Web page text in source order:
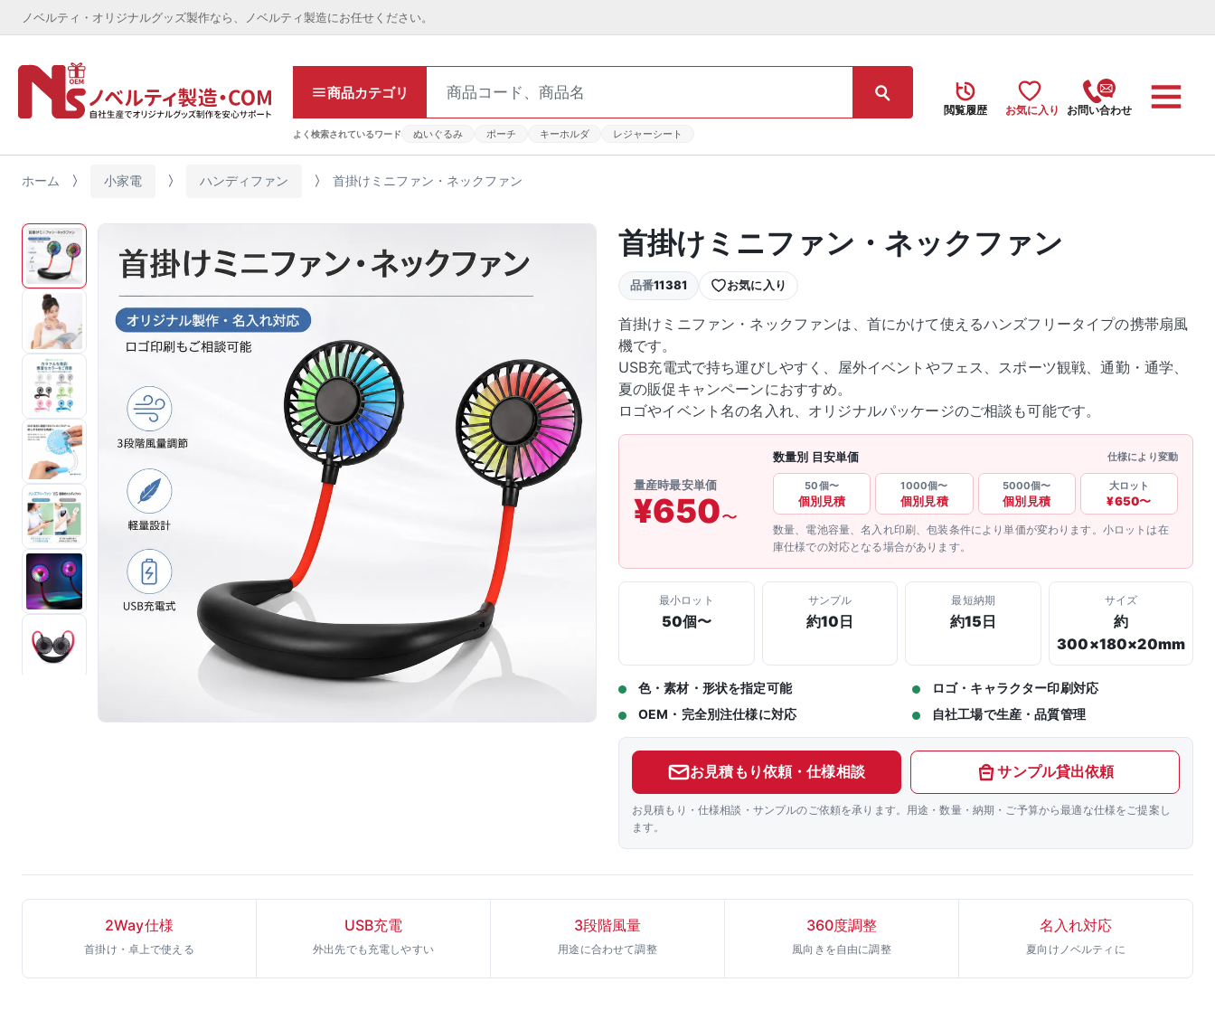
ノベルティ・オリジナルグッズ製作なら、ノベルティ製造にお任せください。
商品カテゴリ
よく検索されているワード ぬいぐるみ ポーチ キーホルダ レジャーシート
閲覧履歴 お気に入り お問い合わせ
ホーム 小家電 ハンディファン 首掛けミニファン・ネックファン
首掛けミニファン・ネックファン
品番11381 お気に入り
首掛けミニファン・ネックファンは、首にかけて使えるハンズフリータイプの携帯扇風
機です。
USB充電式で持ち運びしやすく、屋外イベントやフェス、スポーツ観戦、通勤・通学、
夏の販促キャンペーンにおすすめ。
ロゴやイベント名の名入れ、オリジナルパッケージのご相談も可能です。
量産時最安単価
¥650〜
数量別 目安単価 仕様により変動
50個〜
個別見積
1000個〜
個別見積
5000個〜
個別見積
大ロット
¥650〜
数量、電池容量、名入れ印刷、包装条件により単価が変わります。小ロットは在
庫仕様での対応となる場合があります。
最小ロット
50個〜
サンプル
約10日
最短納期
約15日
サイズ
約
300×180×20mm
色・素材・形状を指定可能
ロゴ・キャラクター印刷対応
OEM・完全別注仕様に対応
自社工場で生産・品質管理
お見積もり依頼・仕様相談 サンプル貸出依頼
お見積もり・仕様相談・サンプルのご依頼を承ります。用途・数量・納期・ご予算から最適な仕様をご提案し
ます。
2Way仕様
首掛け・卓上で使える
USB充電
外出先でも充電しやすい
3段階風量
用途に合わせて調整
360度調整
風向きを自由に調整
名入れ対応
夏向けノベルティに